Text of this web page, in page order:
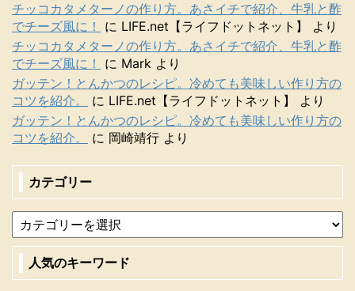
チッコカタメターノの作り方。あさイチで紹介、牛乳と酢
でチーズ風に！
に LIFE.net【ライフドットネット】
より
チッコカタメターノの作り方。あさイチで紹介、牛乳と酢
でチーズ風に！
に Mark より
ガッテン！とんかつのレシピ。冷めても美味しい作り方の
コツを紹介。
に LIFE.net【ライフドットネット】
より
ガッテン！とんかつのレシピ。冷めても美味しい作り方の
コツを紹介。
に 岡崎靖行 より
カテゴリー
人気のキーワード